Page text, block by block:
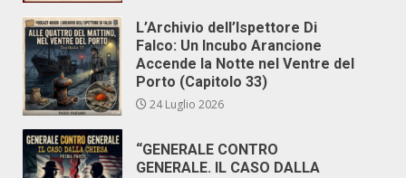
L’Archivio dell’Ispettore Di
Falco: Un Incubo Arancione
Accende la Notte nel Ventre del
Porto (Capitolo 33)
24 Luglio 2026
“GENERALE CONTRO
GENERALE. IL CASO DALLA